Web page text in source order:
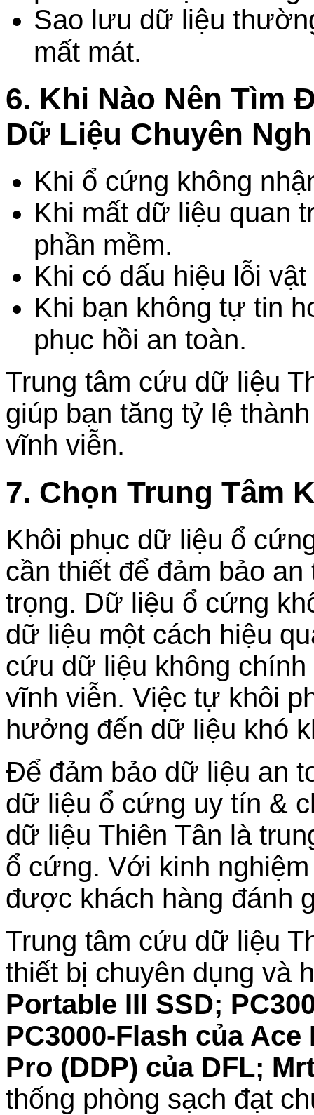
Sao lưu dữ liệu
mất mát.
6. Khi Nào Nên Tìm
Dữ Liệu Chuyên
Khi ổ cứng không
Khi mất dữ liệu quan
phần mềm.
Khi có dấu hiệu lỗi
Khi bạn không tự tin
phục hồi an toàn.
Trung tâm cứu dữ liệu
giúp bạn tăng tỷ lệ
vĩnh viễn.
7. Chọn Trung Tâm
Khôi phục dữ liệu ổ
cần thiết để đảm bảo
trọng. Dữ liệu ổ cứng
dữ liệu một cách hiệu
cứu dữ liệu không
vĩnh viễn. Việc tự khôi
hưởng đến dữ liệu khó
Để đảm bảo dữ liệu an
dữ liệu ổ cứng uy tín &
dữ liệu Thiên Tân là
ổ cứng. Với kinh
được khách hàng đánh
Trung tâm cứu dữ liệu
thiết bị chuyên dụng và
Portable III SSD;
PC3000-Flash của
Pro (DDP) của DFL;
thống phòng sạch đạt